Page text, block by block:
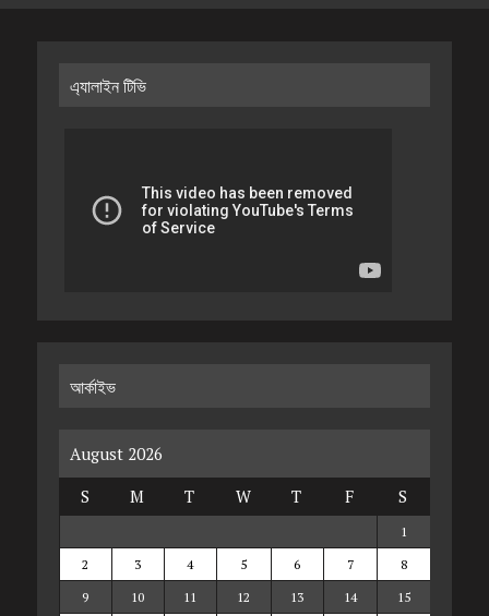
এ্যালাইন টিভি
আর্কাইভ
August 2026
S
M T W T F S
1
2
3 4 5 6 7
8
9
10 11 12 13 14
15